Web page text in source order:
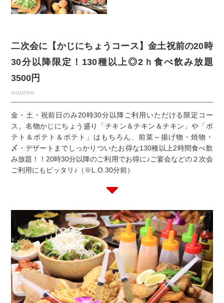
二次会に【かじにちょうコース】金土祝前の20時
30分以降限定！130種以上◎2ｈ食べ飲み放題
3500円
course
金・土・祝前日のみ20時30分以降ご利用いただける限定コー
ス。名物かじにちょう盛り「チキン＆チキン＆チキン」や「ポ
テト＆ポテト＆ポテト」はもちろん、前菜～揚げ物・焼物・
〆・デザートまでしっかりついたお得な130種以上2時間食べ飲
み放題！！20時30分以降のご利用でお得に♪ご宴会などの２次会
ご利用にもピッタリ♪（※L.O.30分前）